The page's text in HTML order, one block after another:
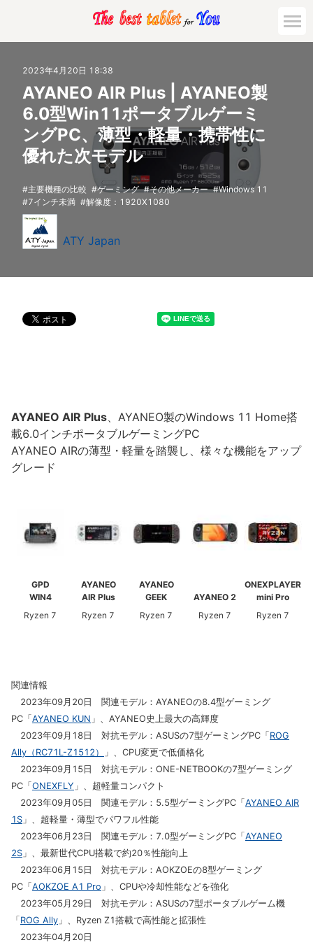
2023年4月20日 18:38
AYANEO AIR Plus | AYANEO製
6.0型Win11ポータブルゲーミ
ングPC、薄型・軽量・携帯性に
優れた次モデル
主要機種の比較 ゲーミング その他メーカー
Windows 11
7インチ未満
解像度：1920X1080
ATY Japan
AYANEO AIR Plus、AYANEO製のWindows 11 Home搭
載6.0インチポータブルゲーミングPC
AYANEO AIRの薄型・軽量を踏襲し、様々な機能をアップ
グレード
GPD
WIN4
Ryzen 7
AYANEO
AIR Plus
Ryzen 7
AYANEO
GEEK
Ryzen 7
AYANEO 2
Ryzen 7
ONEXPLAYER
mini Pro
Ryzen 7
関連情報
2023年09月20日 関連モデル：AYANEOの8.4型ゲーミング
PC「 AYANEO KUN 」、AYANEO史上最大の高輝度
2023年09月18日 対抗モデル：ASUSの7型ゲーミングPC「 ROG
Ally（RC71L-Z1512）
」、CPU変更で低価格化
2023年09月15日 対抗モデル：ONE-NETBOOKの7型ゲーミング
PC「 ONEXFLY 」、超軽量コンパクト
2023年09月05日 関連モデル：5.5型ゲーミングPC「 AYANEO AIR
1S 」、超軽量・薄型でパワフル性能
2023年06月23日 関連モデル：7.0型ゲーミングPC「 AYANEO
2S 」、最新世代CPU搭載で約20％性能向上
2023年06月15日 対抗モデル：AOKZOEの8型ゲーミング
PC「 AOKZOE A1 Pro 」、CPUや冷却性能などを強化
2023年05月29日 対抗モデル：ASUSの7型ポータブルゲーム機
「 ROG Ally 」、Ryzen Z1搭載で高性能と拡張性
2023年04月20日